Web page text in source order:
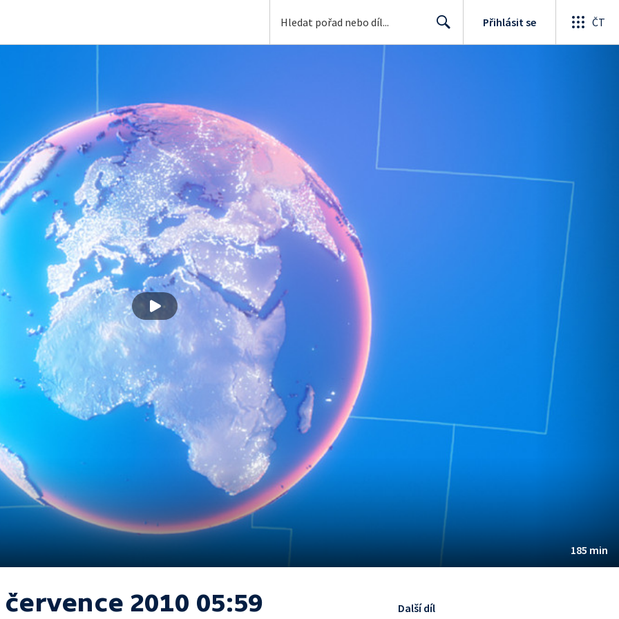
Přihlásit se ČT
185 min
července 2010 05:59 Další díl